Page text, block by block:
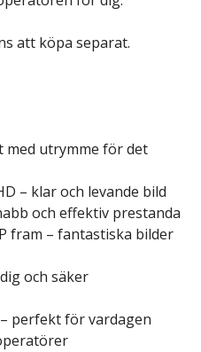
att köpa separat.
med utrymme för det
– klar och levande bild
och effektiv prestanda
fram – fantastiska bilder
och säker
perfekt för vardagen